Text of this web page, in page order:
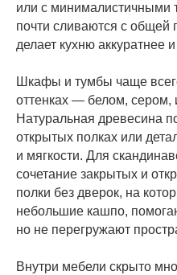
или с минималистичными
почти сливаются с общей
делает кухню аккуратнее
Шкафы и тумбы чаще
оттенках — белом, сером,
Натуральная древесина
открытых полках или
и мягкости. Для
сочетание закрытых и
полки без дверок, на
небольшие кашпо,
но не перегружают
Внутри мебели скрыто